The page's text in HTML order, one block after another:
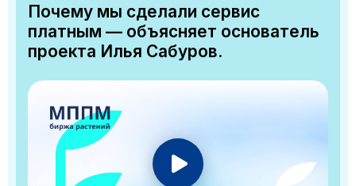
Почему мы сделали сервис
платным — объясняет основатель
проекта Илья Сабуров.